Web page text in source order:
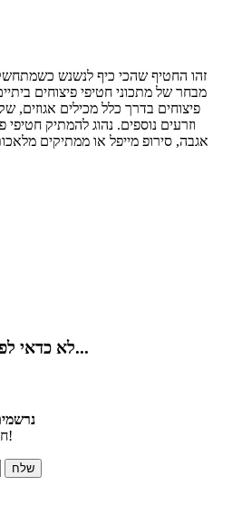
זהו החטיף שהכי כיף לנשנש
מבחר של מתכוני חטיפי פיצוחים
פיצוחים בדרך כלל מכילים אגוזים,
וזרעים נוספים. נהוג להמתיק
אגבה, סירופ מייפל או ממתיקים
לא כדאי לפספס...
חוברת מתכונים מהירים לדיאטה!